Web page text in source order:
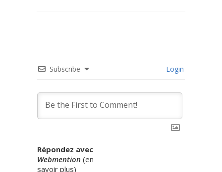
Subscribe Login
Répondez avec
Webmention (en
savoir plus)